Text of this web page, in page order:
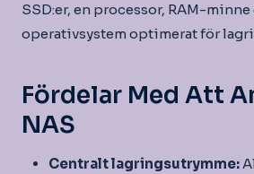
SSD:er, en processor, RAM-
operativsystem optimerat för
Fördelar Med Att
NAS
Centralt lagringsutrymme: